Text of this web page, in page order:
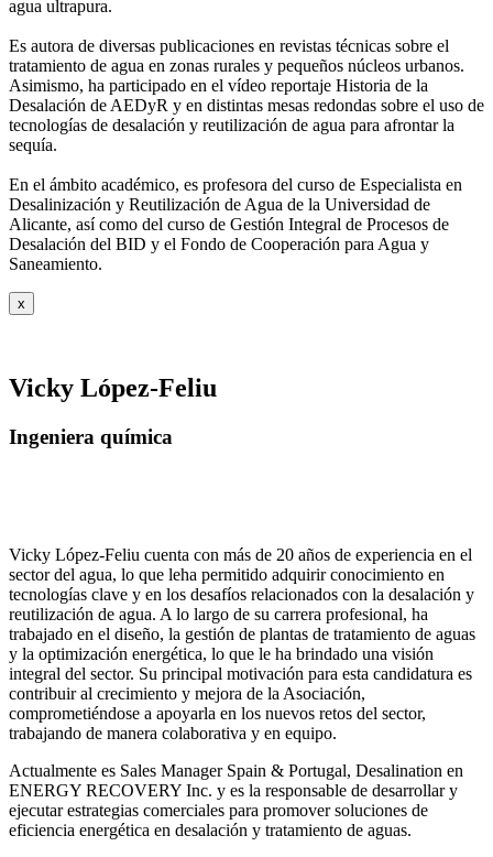
agua ultrapura.
Es autora de diversas publicaciones en revistas técnicas sobre el
tratamiento de agua en zonas rurales y pequeños núcleos urbanos.
Asimismo, ha participado en el vídeo reportaje Historia de la
Desalación de AEDyR y en distintas mesas redondas sobre el uso de
tecnologías de desalación y reutilización de agua para afrontar la
sequía.
En el ámbito académico, es profesora del curso de Especialista en
Desalinización y Reutilización de Agua de la Universidad de
Alicante, así como del curso de Gestión Integral de Procesos de
Desalación del BID y el Fondo de Cooperación para Agua y
Saneamiento.
x
Vicky López-Feliu
Ingeniera química
Vicky López-Feliu cuenta con más de 20 años de experiencia en el
sector del agua, lo que leha permitido adquirir conocimiento en
tecnologías clave y en los desafíos relacionados con la desalación y
reutilización de agua. A lo largo de su carrera profesional, ha
trabajado en el diseño, la gestión de plantas de tratamiento de aguas
y la optimización energética, lo que le ha brindado una visión
integral del sector. Su principal motivación para esta candidatura es
contribuir al crecimiento y mejora de la Asociación,
comprometiéndose a apoyarla en los nuevos retos del sector,
trabajando de manera colaborativa y en equipo.
Actualmente es Sales Manager Spain & Portugal, Desalination en
ENERGY RECOVERY Inc. y es la responsable de desarrollar y
ejecutar estrategias comerciales para promover soluciones de
eficiencia energética en desalación y tratamiento de aguas.